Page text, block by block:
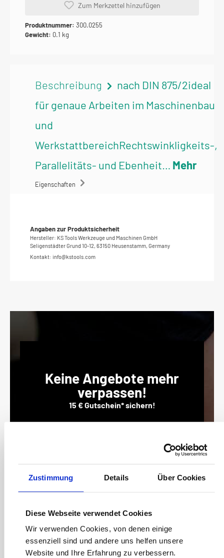
Zustimmung Details Über Cookies
Diese Webseite verwendet Cookies
Wir verwenden Cookies, von denen einige
essenziell sind und andere uns helfen unsere
Website und Ihre Erfahrung zu verbessern.
Zum Merkzettel hinzufügen
Produktnummer: 300.0255
Gewicht: 0.1 kg
Beschreibung
nach DIN 875/2ideal
für genaue Arbeiten im Maschinenbau
und
WerkstattbereichRechtswinkligkeits-,
Parallelitäts- und Ebenheit… Mehr
Eigenschaften
Angaben zur Produktsicherheit
Hersteller: KS Tools Werkzeuge und Maschinen GmbH
Seligenstädter Grund 10-12, 63150 Heusenstamm, Germany
Kontakt: info@kstools.com
Keine Angebote mehr
verpassen!
15 € Gutschein* sichern!
Aktionen und Rabatten frühzeitig. Sichern Sie
sich zusätzlich einen 15€ Gutschein* für Ihren